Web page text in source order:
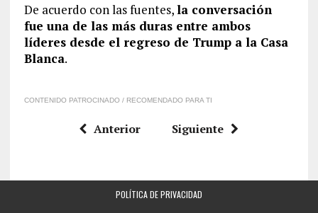
De acuerdo con las fuentes,la conversación
fue una de las más duras entre ambos
líderes desde el regreso de Trump a la Casa
Blanca.
CONTENIDO PATROCINADO / RECOMENDADO PARA TI
Anterior Siguiente
POLÍTICA DE PRIVACIDAD